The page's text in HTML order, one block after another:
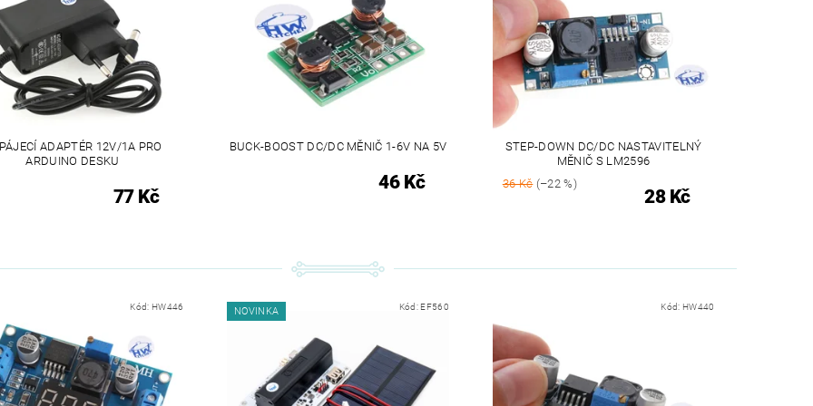
ADAPTÉR 12V/1A PRO
ARDUINO DESKU
77 Kč
BUCK-BOOST DC/DC MĚNIČ 1-6V NA 5V
46 Kč
STEP-DOWN DC/DC NASTAVITELNÝ
MĚNIČ S LM2596
36 Kč(–22 %)
28 Kč
Kód: HW446 NOVINKA Kód: EF560 Kód: HW440